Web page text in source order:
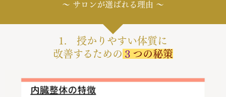
～ サロンが選ばれる理由 ～
1. 授かりやすい体質に
改善するための ３ つの秘策